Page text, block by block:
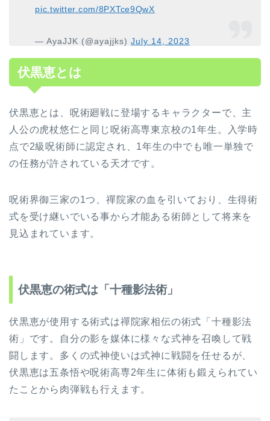
pic.twitter.com/8PXTce9QwX
— AyaJJK (@ayajjks)July 14, 2023
伏黒恵とは
伏黒恵とは、呪術廻戦に登場するキャラクターで、主
人公の虎杖悠仁と同じ呪術高専東京校の1年生。入学時
点で2級呪術師に認定され、1年生の中でも唯一単独で
の任務が許されている天才です。
呪術界御三家の1つ、禪院家の血を引いており、生得術
式を受け継いでいる事から才能ある術師として将来を
見込まれています。
伏黒恵の術式は「十種影法術」
伏黒恵が使用する術式は禪院家相伝の術式「十種影法
術」です。自分の影を媒体に様々な式神を召喚して戦
闘します。多くの式神使いは式神に戦闘を任せるが、
伏黒恵は五条悟や呪術高専2年生に体術も鍛えられてい
たことから肉弾戦も行えます。